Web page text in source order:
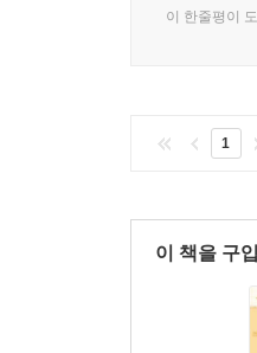
이 한줄평이
1
이 책을 구